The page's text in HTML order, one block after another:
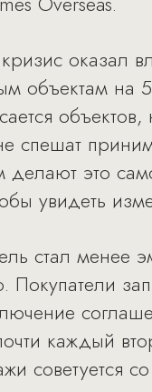
оказал
объектам на
спешат
это
увидеть
стал менее
Покупатели
каждый
советуется